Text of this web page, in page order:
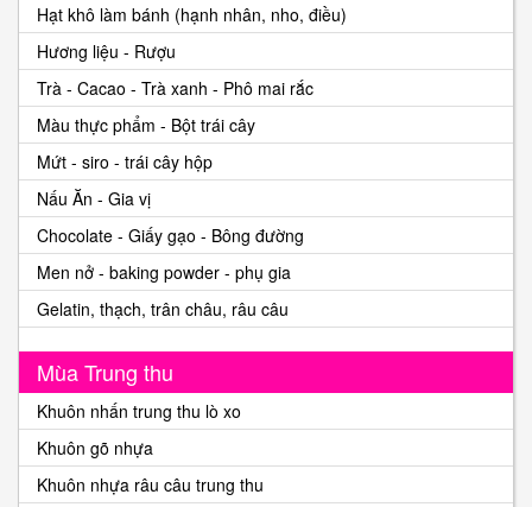
Hạt khô làm bánh (hạnh nhân, nho, điều)
Hương liệu - Rượu
Trà - Cacao - Trà xanh - Phô mai rắc
Màu thực phẩm - Bột trái cây
Mứt - siro - trái cây hộp
Nấu Ăn - Gia vị
Chocolate - Giấy gạo - Bông đường
Men nở - baking powder - phụ gia
Gelatin, thạch, trân châu, râu câu
Mùa Trung thu
Khuôn nhấn trung thu lò xo
Khuôn gõ nhựa
Khuôn nhựa râu câu trung thu